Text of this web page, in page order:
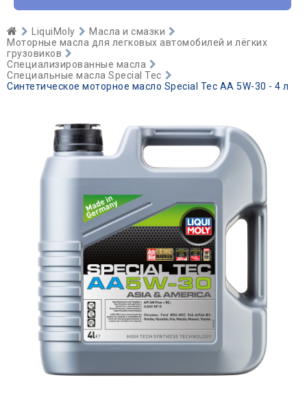
LiquiMoly
Масла и смазки
Моторные масла для легковых автомобилей и лёгких
грузовиков
Специализированные масла
Специальные масла Special Tec
Синтетическое моторное масло Special Tec AA 5W-30 - 4 л